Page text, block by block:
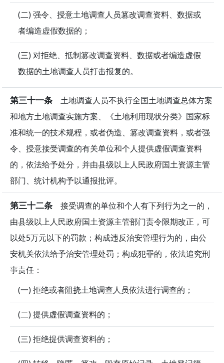
(二) 强令、授意土地调查人员篡改调查资料、数据或
者编造虚假数据的；
(三) 对拒绝、抵制篡改调查资料、数据或者编造虚假
数据的土地调查人员打击报复的。
第三十一条 土地调查人员不执行全国土地调查总体方案
和地方土地调查实施方案、《土地利用现状分类》国家标
准和统一的技术规程，或者伪造、篡改调查资料，或者强
令、授意接受调查的有关单位和个人提供虚假调查资料
的，依法给予处分，并由县级以上人民政府国土资源主管
部门、统计机构予以通报批评。
第三十二条 接受调查的单位和个人有下列行为之一的，
由县级以上人民政府国土资源主管部门责令限期改正，可
以处5万元以下的罚款；构成违反治安管理行为的，由公
安机关依法给予治安管理处罚；构成犯罪的，依法追究刑
事责任：
(一) 拒绝或者阻挠土地调查人员依法进行调查的；
(二) 提供虚假调查资料的；
(三) 拒绝提供调查资料的；